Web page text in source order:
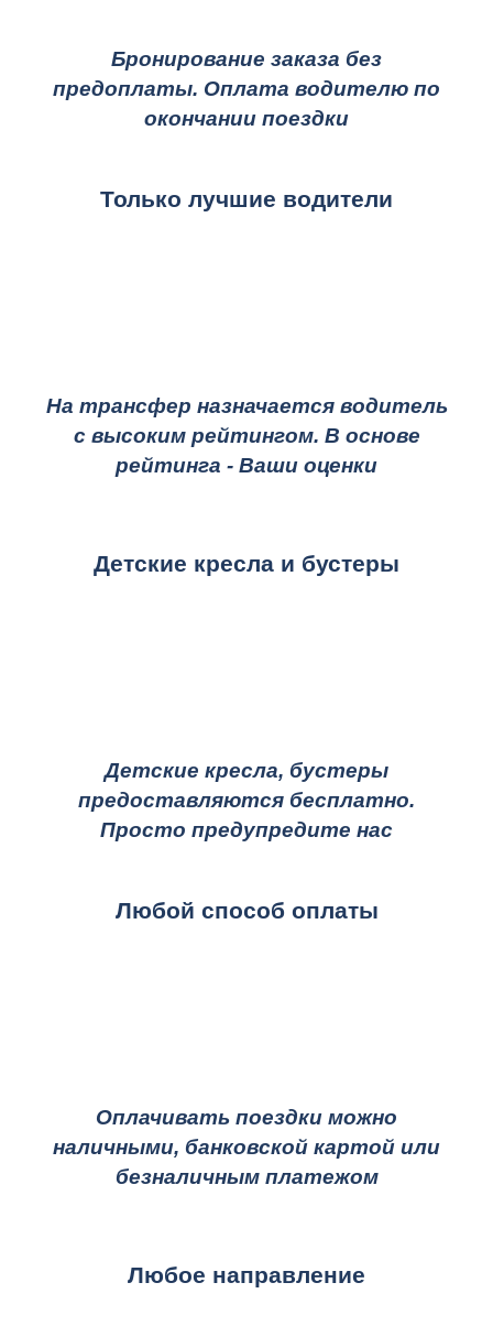
Бронирование заказа без
предоплаты. Оплата водителю по
окончании поездки
Только лучшие водители
На трансфер назначается водитель
с высоким рейтингом. В основе
рейтинга - Ваши оценки
Детские кресла и бустеры
Детские кресла, бустеры
предоставляются бесплатно.
Просто предупредите нас
Любой способ оплаты
Оплачивать поездки можно
наличными, банковской картой или
безналичным платежом
Любое направление